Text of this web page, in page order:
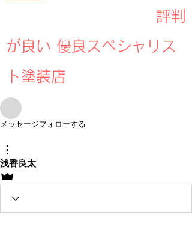
評判
が良い 優良スペシャリス
ト塗装店
メッセージフォローする
浅香良太
管理者